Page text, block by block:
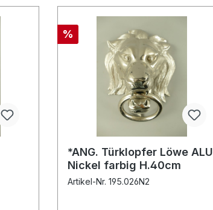
%
*ANG. Türklopfer Löwe ALU
Nickel farbig H.40cm
Artikel-Nr. 195.026N2